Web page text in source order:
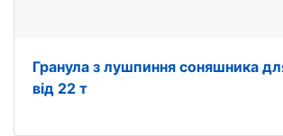
Гранула з лушпиння соняшника
від 22 т